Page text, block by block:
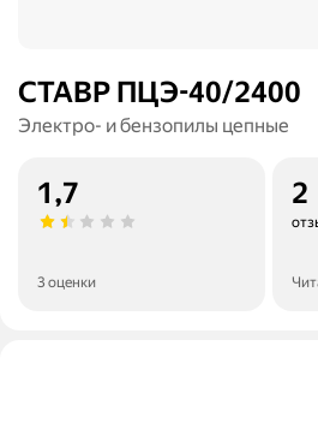
СТАВР ПЦЭ-40/2400
Электро- и бензопилы цепные
1,7
3 оценки
2